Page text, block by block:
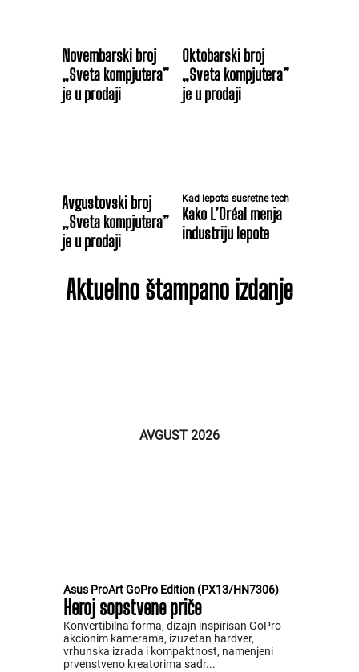
Novembarski broj
„Sveta kompjutera”
je u prodaji
Oktobarski broj
„Sveta kompjutera”
je u prodaji
Avgustovski broj
„Sveta kompjutera”
je u prodaji
Kad lepota susretne tech
Kako L’Oréal menja
industriju lepote
Aktuelno štampano izdanje
AVGUST 2026
Asus ProArt GoPro Edition (PX13/HN7306)
Heroj sopstvene priče
Konvertibilna forma, dizajn inspirisan GoPro
akcionim kamerama, izuzetan hardver,
vrhunska izrada i kompaktnost, namenjeni
prvenstveno kreatorima sadr...